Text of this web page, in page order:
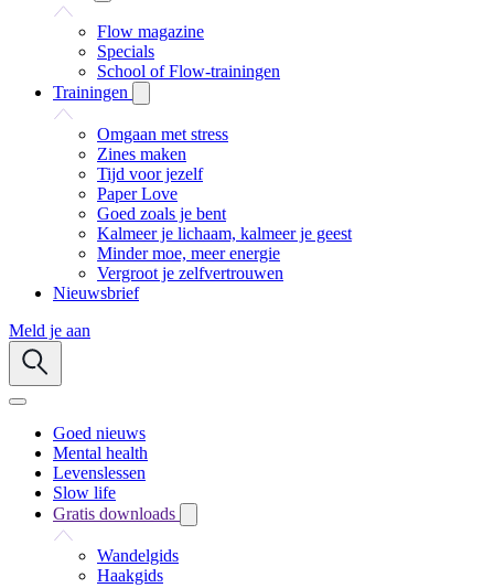
Flow magazine
Specials
School of Flow-trainingen
Trainingen
Omgaan met stress
Zines maken
Tijd voor jezelf
Paper Love
Goed zoals je bent
Kalmeer je lichaam, kalmeer je geest
Minder moe, meer energie
Vergroot je zelfvertrouwen
Nieuwsbrief
Meld je aan
Goed nieuws
Mental health
Levenslessen
Slow life
Gratis downloads
Wandelgids
Haakgids